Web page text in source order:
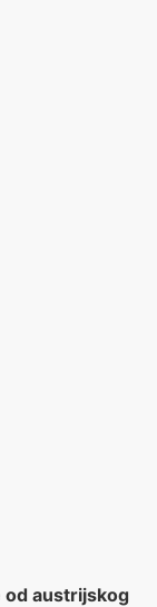
od austrijskog